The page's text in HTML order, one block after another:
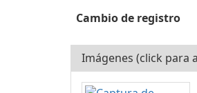
Cambio de registro
Imágenes (click para